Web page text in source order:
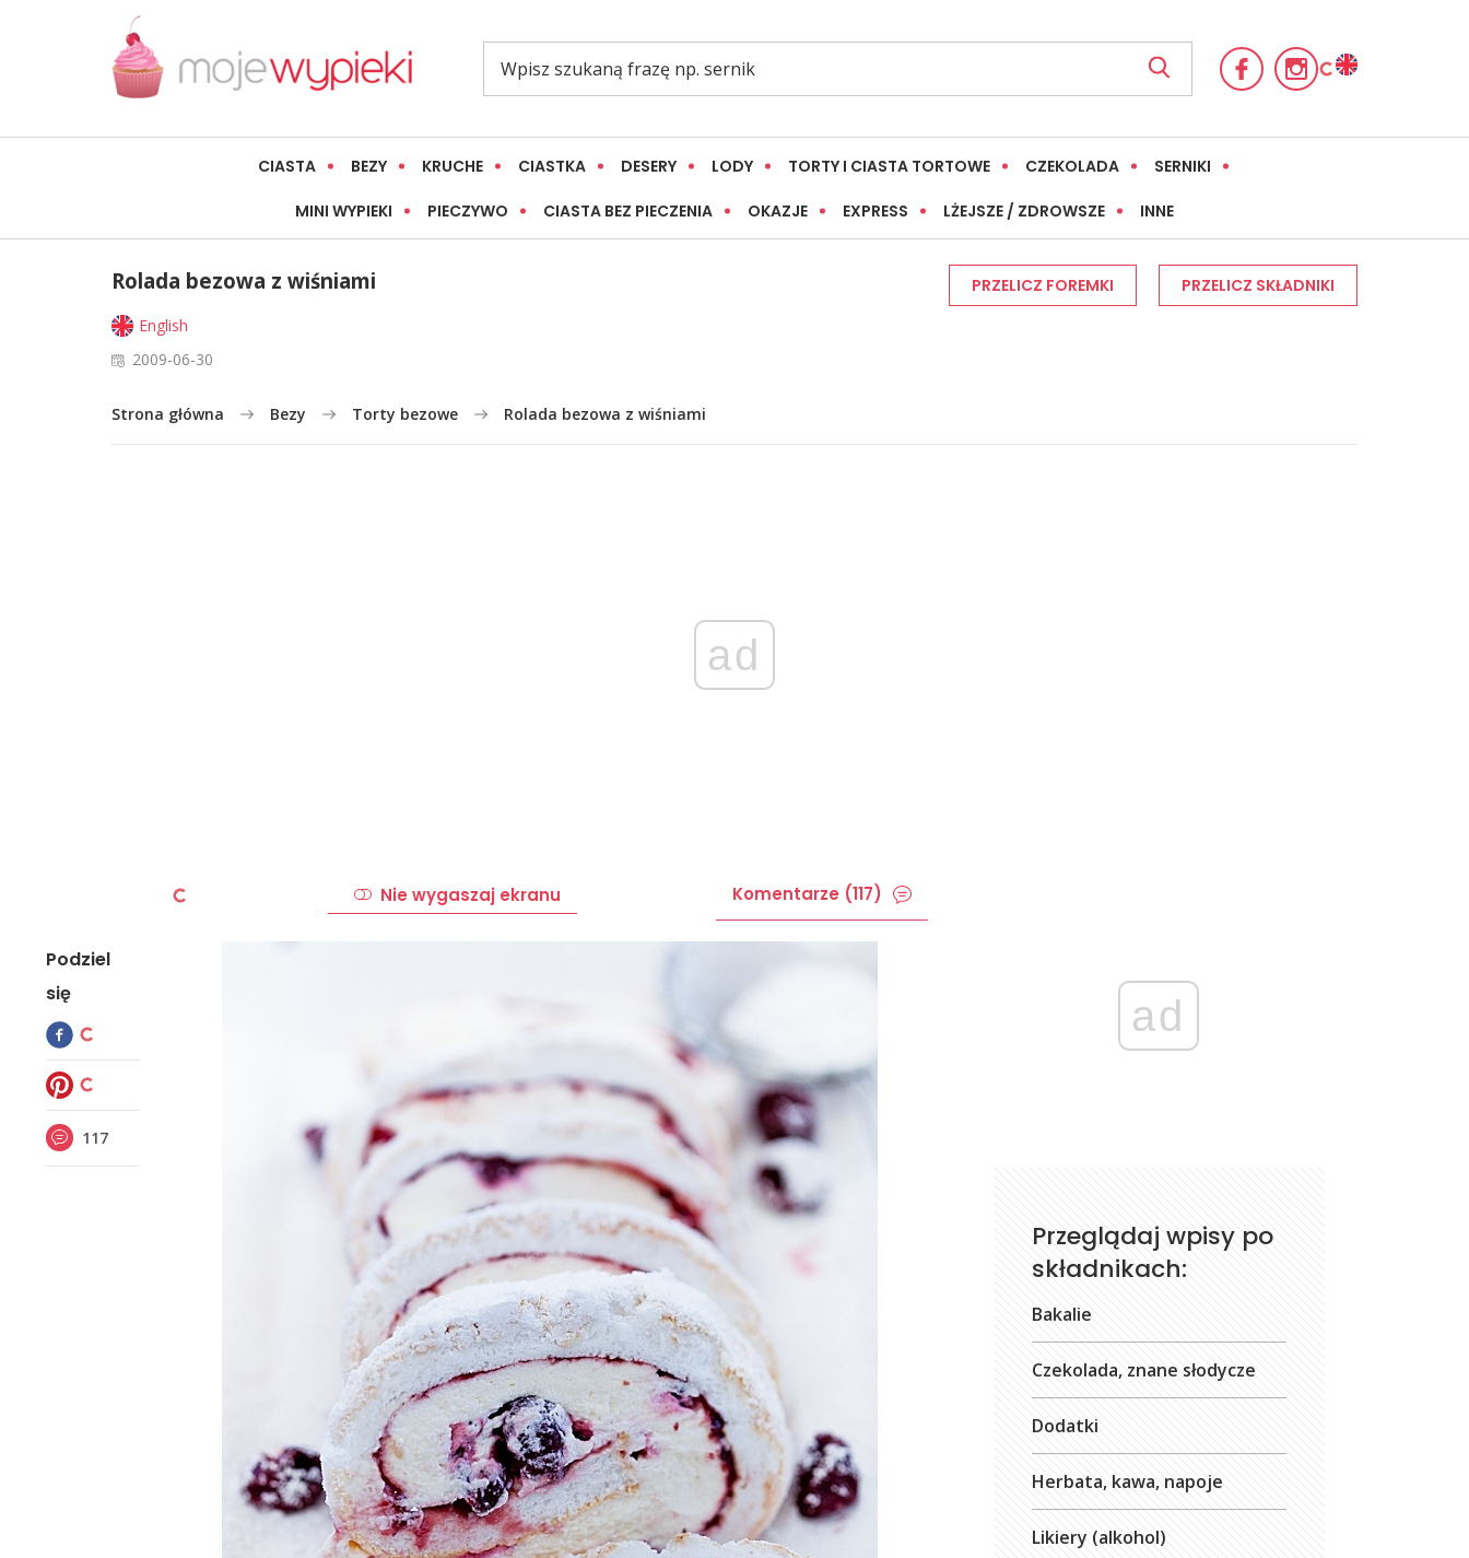
CIASTA BEZY KRUCHE CIASTKA DESERY LODY TORTY I CIASTA TORTOWE CZEKOLADA SERNIKI
MINI WYPIEKI PIECZYWO CIASTA BEZ PIECZENIA OKAZJE EXPRESS LŻEJSZE / ZDROWSZE INNE
Rolada bezowa z wiśniami
English
2009-06-30
PRZELICZ FOREMKI PRZELICZ SKŁADNIKI
Strona główna Bezy Torty bezowe Rolada bezowa z wiśniami
ad
Podziel
się
117
Nie wygaszaj ekranu Komentarze (117)
ad
Przeglądaj wpisy po
składnikach:
Bakalie
Czekolada, znane słodycze
Dodatki
Herbata, kawa, napoje
Likiery (alkohol)